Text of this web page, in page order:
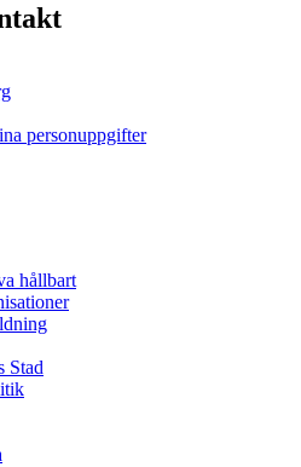
personuppgifter
hållbart
Stad